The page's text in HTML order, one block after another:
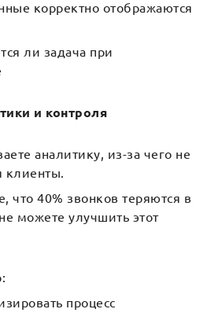
корректно отображаются
ли задача при
и контроля
аналитику, из-за чего не
клиенты.
что 40% звонков теряются в
можете улучшить этот
процесс